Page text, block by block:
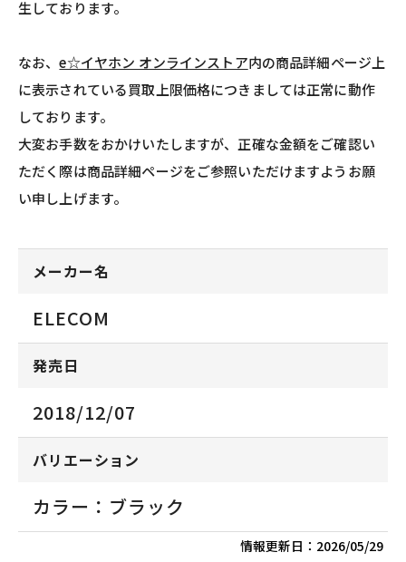
生しております。
なお、e☆イヤホン オンラインストア内の商品詳細ページ上
に表示されている買取上限価格につきましては正常に動作
しております。
大変お手数をおかけいたしますが、正確な金額をご確認い
ただく際は商品詳細ページをご参照いただけますようお願
い申し上げます。
メーカー名
ELECOM
発売日
2018/12/07
バリエーション
カラー：ブラック
情報更新日： 2026/05/29